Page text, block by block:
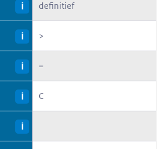
i definitief
i >
i =
i C
i